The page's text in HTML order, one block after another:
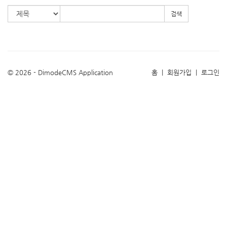
검색
© 2026 - DimodeCMS Application 홈 회원가입 로그인